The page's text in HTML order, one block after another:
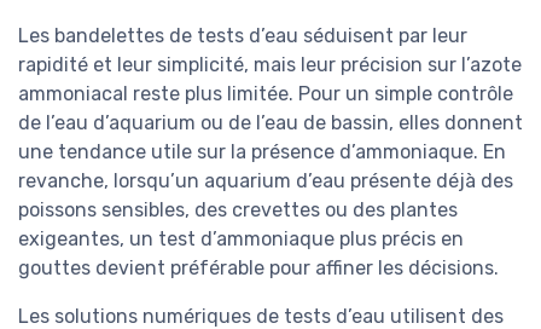
Les bandelettes de tests d’eau séduisent par leur
rapidité et leur simplicité, mais leur précision sur l’azote
ammoniacal reste plus limitée. Pour un simple contrôle
de l’eau d’aquarium ou de l’eau de bassin, elles donnent
une tendance utile sur la présence d’ammoniaque. En
revanche, lorsqu’un aquarium d’eau présente déjà des
poissons sensibles, des crevettes ou des plantes
exigeantes, un test d’ammoniaque plus précis en
gouttes devient préférable pour affiner les décisions.
Les solutions numériques de tests d’eau utilisent des